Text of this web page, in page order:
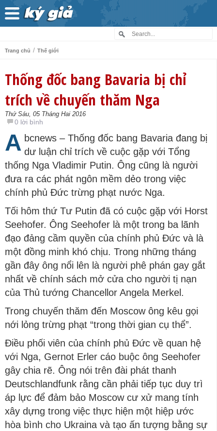
Trang chủ / Thế giới
Thống đốc bang Bavaria bị chỉ
trích về chuyến thăm Nga
Thứ Sáu, 05 Tháng Hai 2016
0 lời bình
A bcnews – Thống đốc bang Bavaria đang bị
dư luận chỉ trích về cuộc gặp với Tổng
thống Nga Vladimir Putin. Ông cũng là người
đưa ra các phát ngôn mềm dẻo trong việc
chính phủ Đức trừng phạt nước Nga.
Tối hôm thứ Tư Putin đã có cuộc gặp với Horst
Seehofer. Ông Seehofer là một trong ba lãnh
đạo đảng cầm quyền của chính phủ Đức và là
một đồng minh khó chịu. Trong những tháng
gần đây ông nổi lên là người phê phán gay gắt
nhất về chính sách mở cửa cho người tị nạn
của Thủ tướng Chancellor Angela Merkel.
Trong chuyến thăm đến Moscow ông kêu gọi
nới lỏng trừng phạt “trong thời gian cụ thể”.
Điều phối viên của chính phủ Đức về quan hệ
với Nga, Gernot Erler cáo buộc ông Seehofer
gây chia rẽ. Ông nói trên đài phát thanh
Deutschlandfunk rằng cần phải tiếp tục duy trì
áp lực để đảm bảo Moscow cư xử mang tính
xây dựng trong việc thực hiện một hiệp ước
hòa bình cho Ukraina và tạo ấn tượng bằng sự